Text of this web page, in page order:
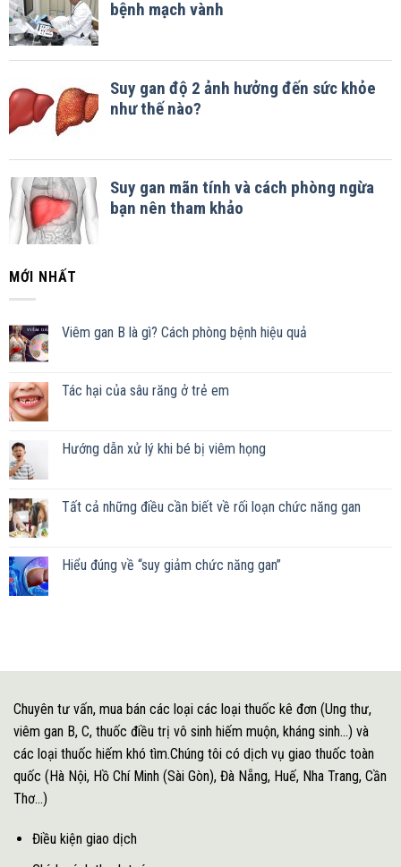
MỚI NHẤT
Viêm gan B là gì? Cách phòng bệnh hiệu quả
Tác hại của sâu răng ở trẻ em
Hướng dẫn xử lý khi bé bị viêm họng
Tất cả những điều cần biết về rối loạn chức năng gan
Hiểu đúng về “suy giảm chức năng gan”
Chuyên tư vấn, mua bán các loại các loại thuốc kê đơn (Ung thư,
viêm gan B, C, thuốc điều trị vô sinh hiếm muộn, kháng sinh...) và
các loại thuốc hiếm khó tìm.Chúng tôi có dịch vụ giao thuốc toàn
quốc (Hà Nội, Hồ Chí Minh (Sài Gòn), Đà Nẵng, Huế, Nha Trang, Cần
Thơ...)
Điều kiện giao dịch